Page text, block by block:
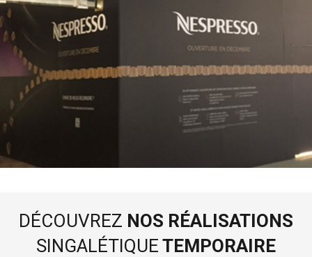
DÉCOUVREZ NOS RÉALISATIONS
SINGALÉTIQUE TEMPORAIRE